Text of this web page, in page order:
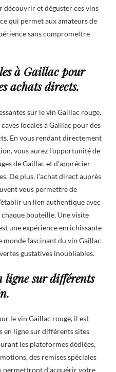
et déguster ces vins
qui permet aux amateurs de
sans compromettre
à Gaillac pour
achats directs.
sur le vin Gaillac rouge,
locales à Gaillac pour des
En vous rendant directement
vous aurez l’opportunité de
de Gaillac et d’apprécier
De plus, l’achat direct auprès
vous permettre de
un lien authentique avec
bouteille. Une visite
une expérience enrichissante
monde fascinant du vin Gaillac
gustatives inoubliables.
ligne sur différents
le vin Gaillac rouge, il est
en ligne sur différents sites
les plateformes dédiées,
des remises spéciales
permettront d’acquérir votre